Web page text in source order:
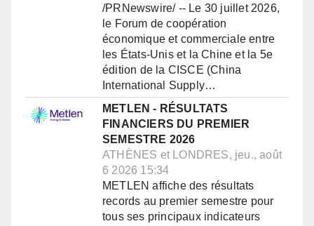
/PRNewswire/ -- Le 30 juillet 2026,
le Forum de coopération
économique et commerciale entre
les États-Unis et la Chine et la 5e
édition de la CISCE (China
International Supply…
METLEN - RÉSULTATS
FINANCIERS DU PREMIER
SEMESTRE 2026
ATHÈNES et LONDRES, jeu., août
6 2026 15:34
METLEN affiche des résultats
records au premier semestre pour
tous ses principaux indicateurs